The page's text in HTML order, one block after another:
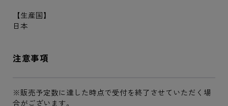
【生産国】
日本
注意事項
※販売予定数に達した時点で受付を終了させていただく場
合がございます。